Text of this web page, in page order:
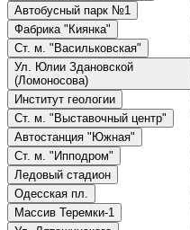
Автобусный парк №1
Фабрика "Киянка"
Ст. м. "Васильковская"
Ул. Юлии Здановской
(Ломоносова)
Институт геологии
Ст. м. "Выставочный центр"
Автостанция "Южная"
Ст. м. "Ипподром"
Ледовый стадион
Одесская пл.
Массив Теремки-1